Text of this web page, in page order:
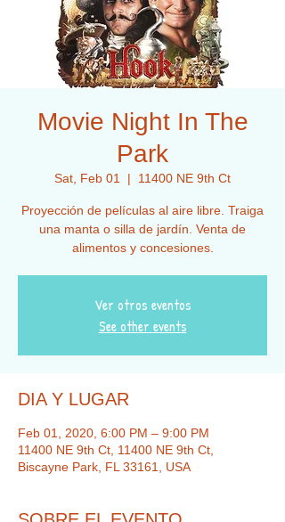
Movie Night In The
Park
Sat, Feb 01
  |
11400 NE 9th Ct
Proyección de películas al aire libre. Traiga
una manta o silla de jardín. Venta de
alimentos y concesiones.
Ver otros eventos
See other events
DIA Y LUGAR
Feb 01, 2020, 6:00 PM – 9:00 PM
11400 NE 9th Ct, 11400 NE 9th Ct,
Biscayne Park, FL 33161, USA